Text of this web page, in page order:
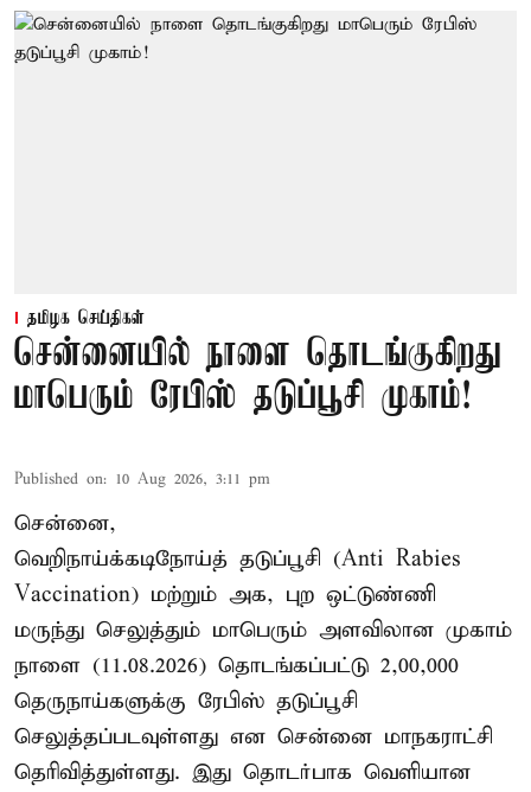
தமிழக செய்திகள்
சென்னையில் நாளை தொடங்குகிறது
மாபெரும் ரேபிஸ் தடுப்பூசி முகாம்!
Published on: 10 Aug 2026, 3:11 pm
சென்னை,
வெறிநாய்க்கடிநோய்த் தடுப்பூசி (Anti Rabies
Vaccination) மற்றும் அக, புற ஒட்டுண்ணி
மருந்து செலுத்தும் மாபெரும் அளவிலான முகாம்
நாளை (11.08.2026) தொடங்கப்பட்டு 2,00,000
தெருநாய்களுக்கு ரேபிஸ் தடுப்பூசி
செலுத்தப்படவுள்ளது என சென்னை மாநகராட்சி
தெரிவித்துள்ளது. இது தொடர்பாக வெளியான